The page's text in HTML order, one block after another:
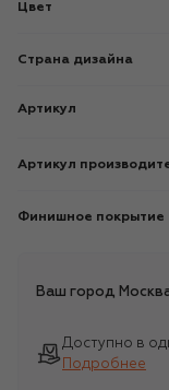
Цвет
Страна дизайна
Артикул
Артикул
Финишное покрытие
Ваш город
Доступно в
Подробнее